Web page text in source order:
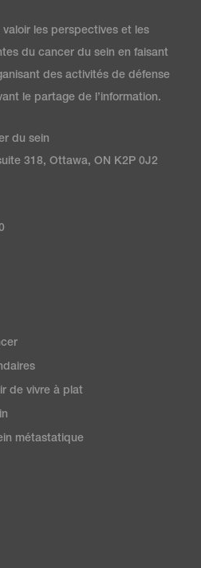
valoir les perspectives et les
du cancer du sein en faisant
des activités de défense
le partage de l’information.
du sein
318, Ottawa, ON K2P 0J2
de vivre à plat
métastatique